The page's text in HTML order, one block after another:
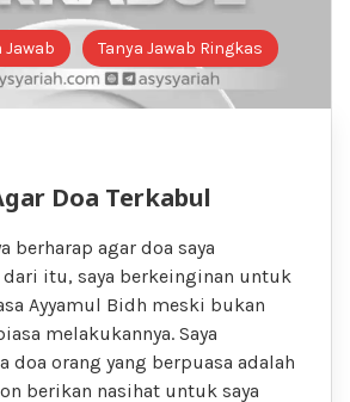
Jawab Tanya Jawab Ringkas
Doa Terkabul
berharap agar doa saya
itu, saya berkeinginan untuk
Ayyamul Bidh meski bukan
melakukannya. Saya
doa orang yang berpuasa adalah
berikan nasihat untuk saya